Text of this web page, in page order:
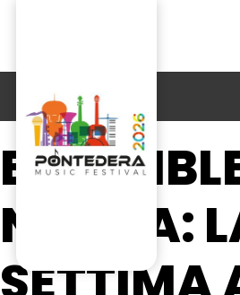
NEUMA: